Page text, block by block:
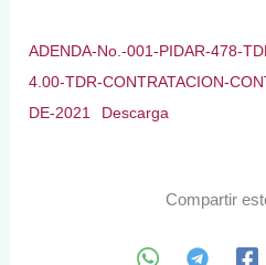
ADENDA-No.-001-PIDAR-478-
4.00-TDR-CONTRATACION-
DE-2021
Descarga
Compartir